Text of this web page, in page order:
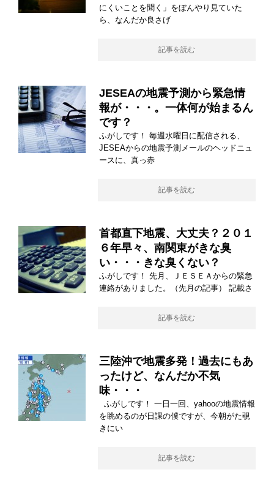
にくいことを聞く」をぼんやり見ていた
ら、なんだか良さげ
記事を読む
JESEAの地震予測から緊急情
報が・・・。一体何が始まるん
です？
ふがしです！ 毎週水曜日に配信される、
JESEAからの地震予測メールのヘッドニュ
ースに、真っ赤
記事を読む
首都直下地震、大丈夫？２０１
６年早々、南関東がきな臭
い・・・きな臭くない？
ふがしです！ 先月、ＪＥＳＥＡからの緊急
連絡がありました。（先月の記事） 記載さ
記事を読む
三陸沖で地震多発！過去にもあ
ったけど、なんだか不気
味・・・
ふがしです！ 一日一回、yahooの地震情報
を眺めるのが日課の僕ですが、今朝がた覗
きにい
記事を読む